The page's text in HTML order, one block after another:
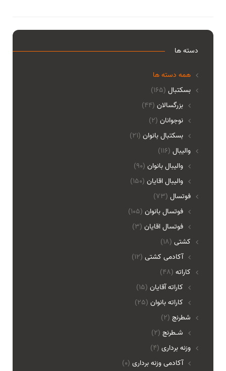
دسته ها
همه دسته ها
(165) بسکتبال
بزرگسالان (44)
نوجوانان (2)
بسکتبال بانوان (21)
(116) والیبال
واليبال بانوان (90)
واليبال اقايان (150)
(73) فوتسال
فوتسال بانوان (105)
فوتسال اقايان (3)
(18) کشتی
آکادمی کشتی (12)
(48) کاراته
کاراته آقایان (15)
کاراته بانوان (25)
(2) شطرنج
شـطرنج (2)
(4) وزنه برداری
آکادمی وزنه برداری (0)